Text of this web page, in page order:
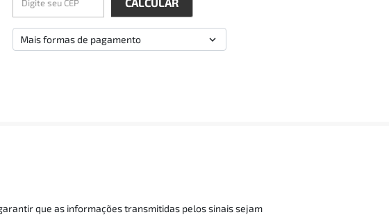
Mais formas de pagamento
que as informações transmitidas pelos sinais sejam